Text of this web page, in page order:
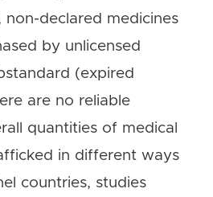
non-declared medicines
by unlicensed
(expired
are no reliable
quantities of medical
in different ways
countries, studies